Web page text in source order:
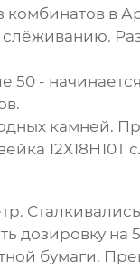
в
-
камней.
12Х18Н10Т
дозировку на
бумаги.